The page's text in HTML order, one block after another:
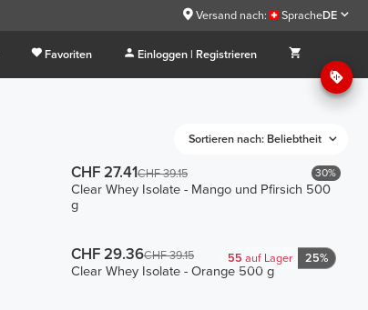
Versand nach: SpracheDE
Favoriten Einloggen | Registrieren
Sortieren nach: Beliebtheit
CHF 27.41CHF 39.15 30%
Clear Whey Isolate - Mango und Pfirsich 500
g
55auf Lager 25%
CHF 29.36CHF 39.15
Clear Whey Isolate - Orange 500 g